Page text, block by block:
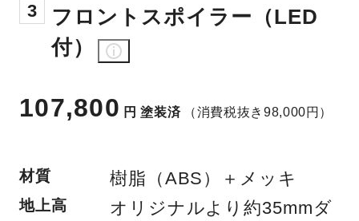
3
フロントスポイラー（LED
付）
107,800 円 塗装済 （消費税抜き98,000円）
材質 樹脂（ABS）＋メッキ
地上高
オリジナルより約35mmダ